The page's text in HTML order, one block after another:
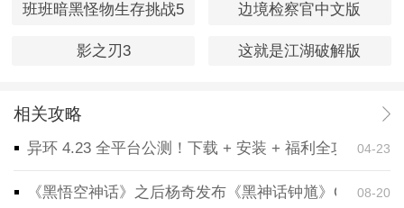
班班暗黑怪物生存挑战5 边境检察官中文版
影之刃3 这就是江湖破解版
相关攻略
异环 4.23 全平台公测！下载 + 安装 + 福利全攻略，一
04-23
《黑悟空神话》之后杨奇发布《黑神话钟馗》CG！预
08-20